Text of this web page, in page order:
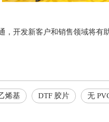
，开发新客户和销售领域将有
烯基 DTF 胶片 无